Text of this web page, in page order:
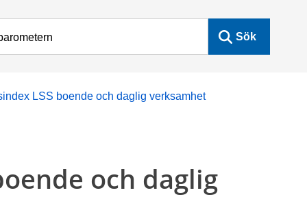
Sök
LSS boende och daglig verksamhet
och daglig